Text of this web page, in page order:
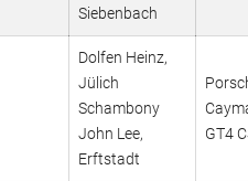
Siebenbach
Dolfen Heinz,
Jülich
Schambony
John Lee,
Erftstadt
GT4